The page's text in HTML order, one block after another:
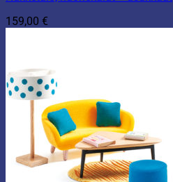
159,00 €